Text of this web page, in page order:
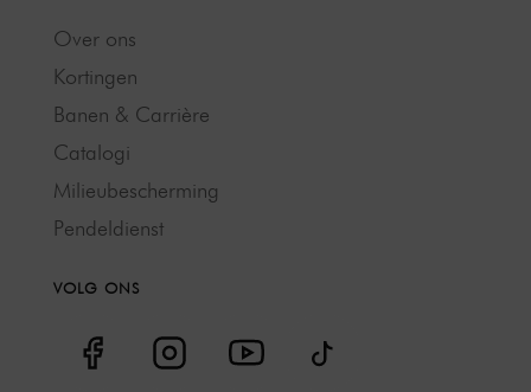
Over ons
Kortingen
Banen & Carrière
Catalogi
Milieubescherming
Pendeldienst
VOLG ONS